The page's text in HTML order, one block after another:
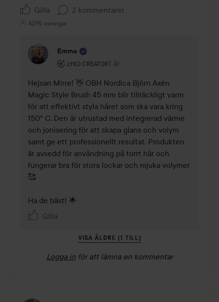
Gilla
2 kommentarer
4295 visningar
Emma
LYKO CREATOR
Användarens roll: Lyko Creator.
1 år
Kommentaren lades 1 år
Hejsan Mirre! 👋 OBH Nordica Björn Axén
Magic Style Brush 45 mm blir tillräckligt varm
för att effektivt styla håret som ska vara kring
150° C. Den är utrustad med integrerad värme
och jonisering för att skapa glans och volym
samt ge ett professionellt resultat. Produkten
är avsedd för användning på torrt hår och
fungerar bra för stora lockar och mjuka volymer​
🥰
Ha de bäst! 🌟
Gilla
VISA ÄLDRE (1 TILL)
Logga in för att lämna en kommentar